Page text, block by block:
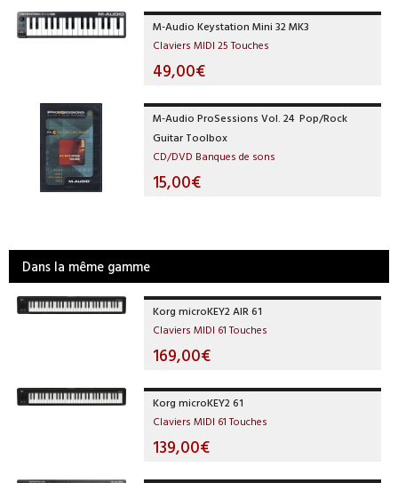
M-Audio Keystation Mini 32 MK3
Claviers MIDI 25 Touches
49,00€
M-Audio ProSessions Vol. 24  Pop/Rock
Guitar Toolbox
CD/DVD Banques de sons
15,00€
Dans la même gamme
Korg microKEY2 AIR 61
Claviers MIDI 61 Touches
169,00€
Korg microKEY2 61
Claviers MIDI 61 Touches
139,00€